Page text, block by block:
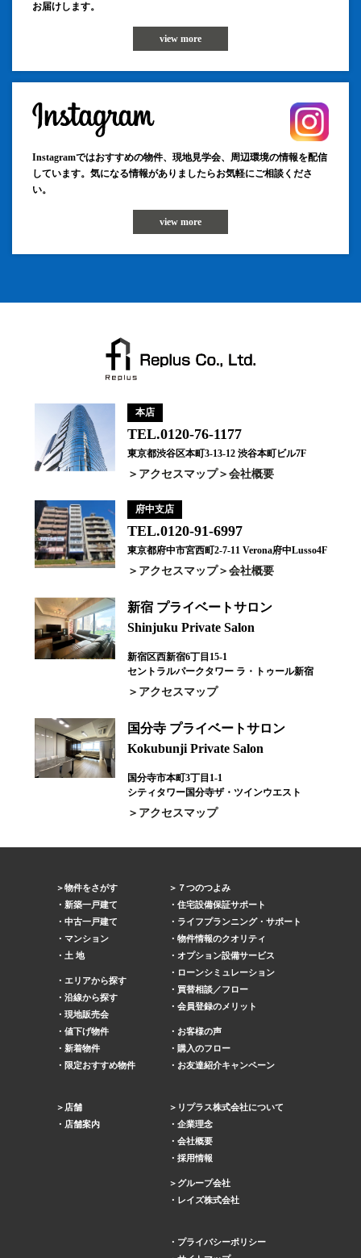
お届けします。
view more
Instagramではおすすめの物件、現地見学会、周辺環境の情報を配信
しています。気になる情報がありましたらお気軽にご相談くださ
い。
view more
本店
TEL.0120-76-1177
東京都渋谷区本町3-13-12 渋谷本町ビル7F
アクセスマップ 会社概要
府中支店
TEL.0120-91-6997
東京都府中市宮西町2-7-11 Verona府中Lusso4F
アクセスマップ 会社概要
新宿 プライベートサロン
Shinjuku Private Salon
新宿区西新宿6丁目15-1
セントラルパークタワー ラ・トゥール新宿
アクセスマップ
国分寺 プライベートサロン
Kokubunji Private Salon
国分寺市本町3丁目1-1
シティタワー国分寺ザ・ツインウエスト
アクセスマップ
物件をさがす
新築一戸建て
中古一戸建て
マンション
土 地
エリアから探す
沿線から探す
現地販売会
値下げ物件
新着物件
限定おすすめ物件
７つのつよみ
住宅設備保証サポート
ライフプランニング・サポート
物件情報のクオリティ
オプション設備サービス
ローンシミュレーション
買替相談／フロー
会員登録のメリット
お客様の声
購入のフロー
お友達紹介キャンペーン
店舗
店舗案内
リプラス株式会社について
企業理念
会社概要
採用情報
グループ会社
レイズ株式会社
プライバシーポリシー